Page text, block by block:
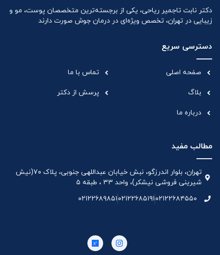
دکتر نابت تاجمیر ریاحی، یکی از برجسته‌ترین متخصصان پوست، مو و
زیبایی در تهران، تخصص ویژه‌ای در درمان جوش صورت دارند
دسترسی سریع
صفحه اصلی
بلاگ
درباره ما
تماس با ما
پرسش از دکتر
مطالب مفید
تهران، بلوار اندرزگو، نبش خیابان عبداللهی جنوبی، پلاک ۷۰(نیش
شیرینی فروشی نیشکر)، واحد ۳۳ ، طبقه ۵
۰۲۱۲۲۶۸۴۵۵۰۰۲۱۲۲۶۸۵۱۹۱۰۲۱۲۲۶۸۹۸۵۱